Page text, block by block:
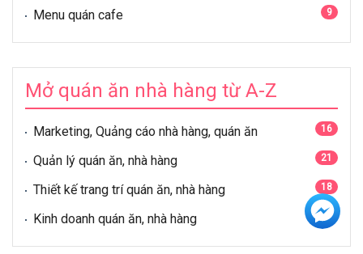
Menu quán cafe 9
Mở quán ăn nhà hàng từ A-Z
Marketing, Quảng cáo nhà hàng, quán ăn 16
Quản lý quán ăn, nhà hàng 21
Thiết kế trang trí quán ăn, nhà hàng 18
Kinh doanh quán ăn, nhà hàng 55